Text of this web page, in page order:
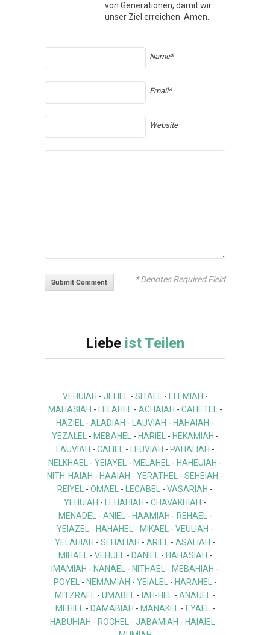
von Generationen, damit wir
unser Ziel erreichen. Amen.
Name*
Email*
Website
* Denotes Required Field
Liebe ist Teilen
VEHUIAH - JELIEL- SITAEL- ELEMIAH -
MAHASIAH - LELAHEL- ACHAIAH - CAHETEL-
HAZIEL - ALADIAH - LAUVIAH - HAHAIAH -
YEZALEL- MEBAHEL- HARIEL- HEKAMIAH -
LAUVIAH - CALIEL- LEUVIAH - PAHALIAH -
NELKHAEL - YEIAYEL - MELAHEL - HAHEUIAH -
NITH-HAIAH - HAAIAH - YERATHEL - SEHEIAH -
REIYEL - OMAEL - LECABEL - VASARIAH -
YEHUIAH - LEHAHIAH - CHAVAKHIAH -
MENADEL- ANIEL- HAAMIAH - REHAEL-
YEIAZEL - HAHAHEL - MIKAEL - VEULIAH -
YELAHIAH - SEHALIAH - ARIEL - ASALIAH -
MIHAEL- VEHUEL- DANIEL- HAHASIAH -
IMAMIAH - NANAEL - NITHAEL - MEBAHIAH -
POYEL- NEMAMIAH - YEIALEL- HARAHEL-
MITZRAEL- UMABEL- IAH-HEL- ANAUEL-
MEHIEL- DAMABIAH - MANAKEL- EYAEL-
HABUHIAH - ROCHEL - JABAMIAH - HAIAIEL -